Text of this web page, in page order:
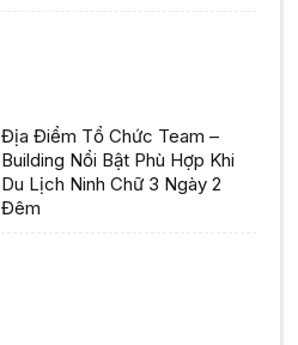
Địa Điểm Tổ Chức Team –
Building Nổi Bật Phù Hợp Khi
Du Lịch Ninh Chữ 3 Ngày 2
Đêm